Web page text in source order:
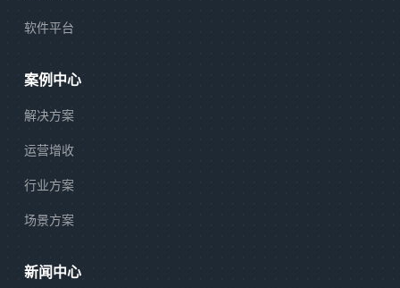
软件平台
案例中心
解决方案
运营增收
行业方案
场景方案
新闻中心